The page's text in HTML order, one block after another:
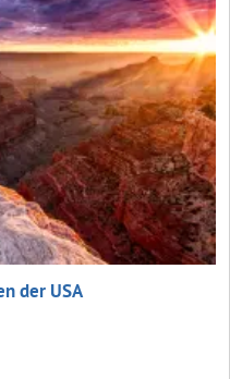
der USA